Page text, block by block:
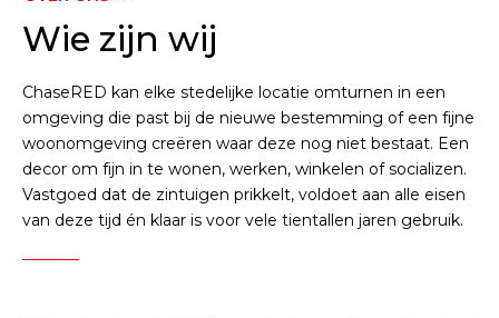
Wie zijn wij
ChaseRED kan elke stedelijke locatie omturnen in een
omgeving die past bij de nieuwe bestemming of een fijne
woonomgeving creëren waar deze nog niet bestaat. Een
decor om fijn in te wonen, werken, winkelen of socializen.
Vastgoed dat de zintuigen prikkelt, voldoet aan alle eisen
van deze tijd én klaar is voor vele tientallen jaren gebruik.